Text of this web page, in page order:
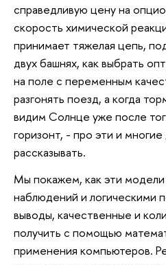
справедливую цену на
скорость химической
принимает тяжелая цепь,
двух башнях, как выбрать
на поле с переменным
разгонять поезд, а когда
видим Солнце уже после
горизонт, - про эти и
рассказывать.
Мы покажем, как эти модели
наблюдений и логическими
выводы, качественные и
получить с помощью
применения компьютеров.